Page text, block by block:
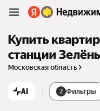
Купить
станции
Московская область
AI 2 Фильтры